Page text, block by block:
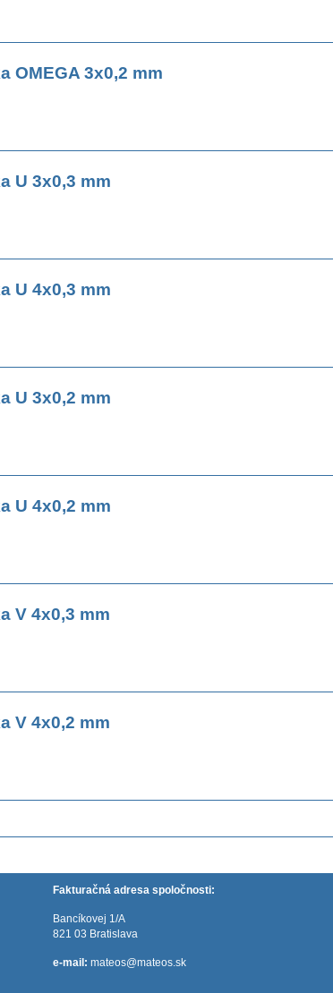
OMEGA 3x0,2 mm
U 3x0,3 mm
U 4x0,3 mm
U 3x0,2 mm
U 4x0,2 mm
V 4x0,3 mm
V 4x0,2 mm
Fakturačná adresa spoločnosti:
Bancíkovej 1/A
821 03 Bratislava
e-mail: mateos@mateos.sk